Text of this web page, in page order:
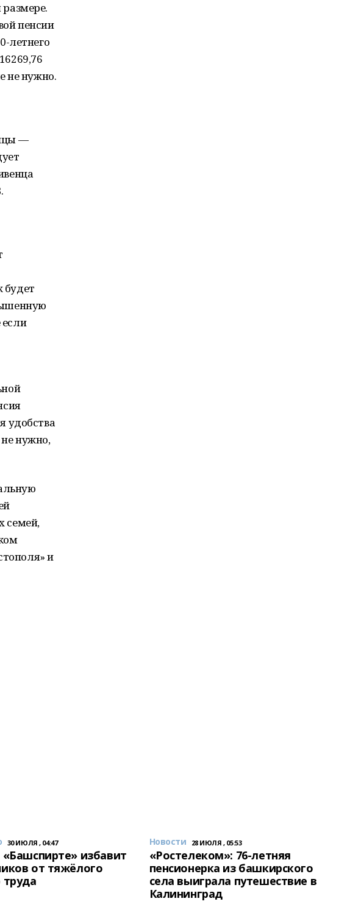
пенсии
летнего
не нужно.
—
будет
удобства
нужно,
семей,
и
30 ИЮЛЯ , 04:47
«Башспирте» избавит
от тяжёлого
труда
Новости 28 ИЮЛЯ , 05:53
«Ростелеком»: 76-летняя
пенсионерка из башкирского
села выиграла путешествие в
Калининград